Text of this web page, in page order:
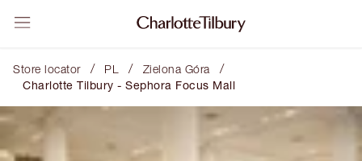
Store locator / PL / Zielona Góra /
Charlotte Tilbury - Sephora Focus Mall